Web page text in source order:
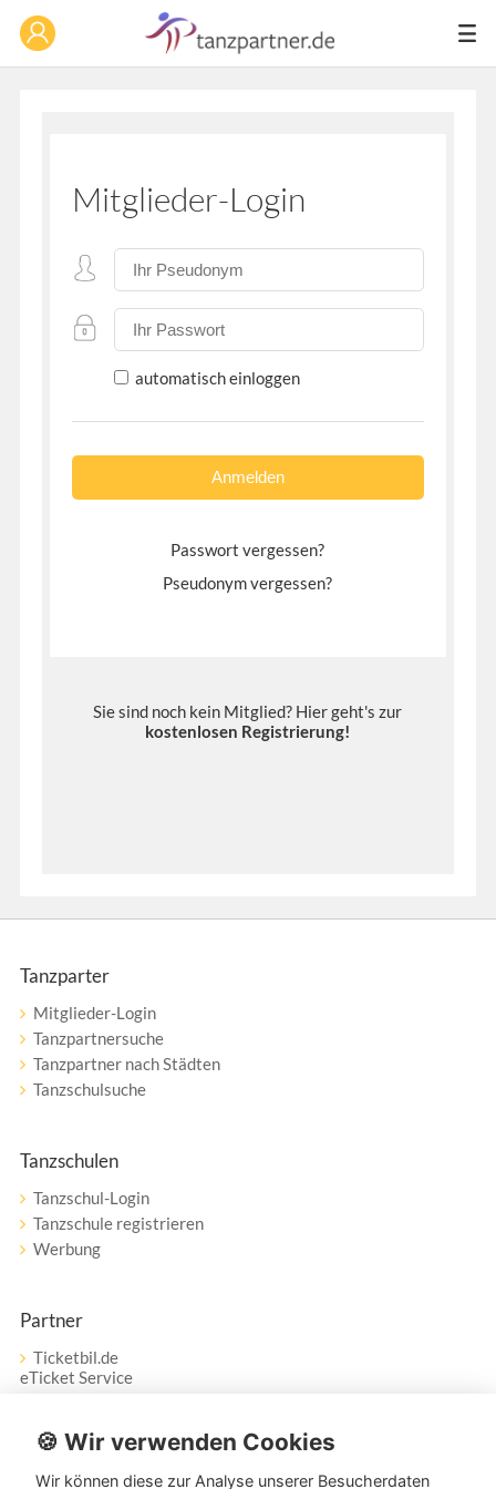
Mitglieder-Login
automatisch einloggen
Passwort vergessen?
Pseudonym vergessen?
Sie sind noch kein Mitglied? Hier geht's zur
kostenlosen Registrierung!
Tanzparter
Mitglieder-Login
Tanzpartnersuche
Tanzpartner nach Städten
Tanzschulsuche
Tanzschulen
Tanzschul-Login
Tanzschule registrieren
Werbung
Partner
Ticketbil.de
eTicket Service
Vertrag widerrufen
🍪 Wir verwenden Cookies
Wir können diese zur Analyse unserer Besucherdaten